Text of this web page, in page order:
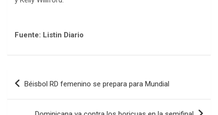
Fuente: Listin Diario
Navegación
de
Béisbol RD femenino se prepara para Mundial